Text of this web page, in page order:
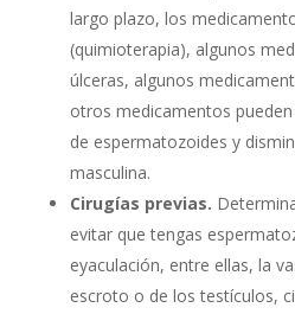
largo plazo, los
(quimioterapia), algunos
úlceras, algunos
otros medicamentos
de espermatozoides y
masculina.
Cirugías previas.
evitar que tengas
eyaculación, entre ellas, la
escroto o de los testículos,